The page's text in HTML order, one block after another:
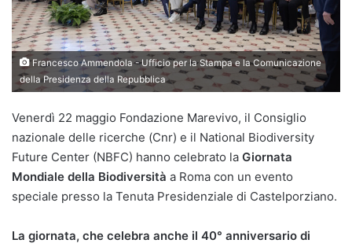
Francesco Ammendola - Ufficio per la Stampa e la Comunicazione
della Presidenza della Repubblica
Venerdì 22 maggio Fondazione Marevivo, il Consiglio
nazionale delle ricerche (Cnr) e il National Biodiversity
Future Center (NBFC) hanno celebrato la Giornata
Mondiale della Biodiversità a Roma con un evento
speciale presso la Tenuta Presidenziale di Castelporziano.
La giornata, che celebra anche il 40° anniversario di